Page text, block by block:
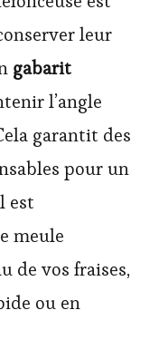
leur
gabarit
l’angle
garantit des
pour un
est
meule
de vos fraises,
ou en